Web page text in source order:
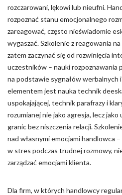
rozczarowani, lękowi lub nieufni.
rozpoznać stanu emocjonalnego
zareagować, często nieświadomie
wygaszać. Szkolenie z reagowania
zatem zaczynać się od rozwinięcia
uczestników – nauki rozpoznawania
na podstawie sygnałów werbalnych
elementem jest nauka technik
uspokajającej, technik parafrazy i
rozumianej nie jako agresja, lecz jako
granic bez niszczenia relacji.
nad własnymi emocjami handlowca
w stres podczas trudnej rozmowy,
zarządzać emocjami klienta.
Dla firm, w których handlowcy